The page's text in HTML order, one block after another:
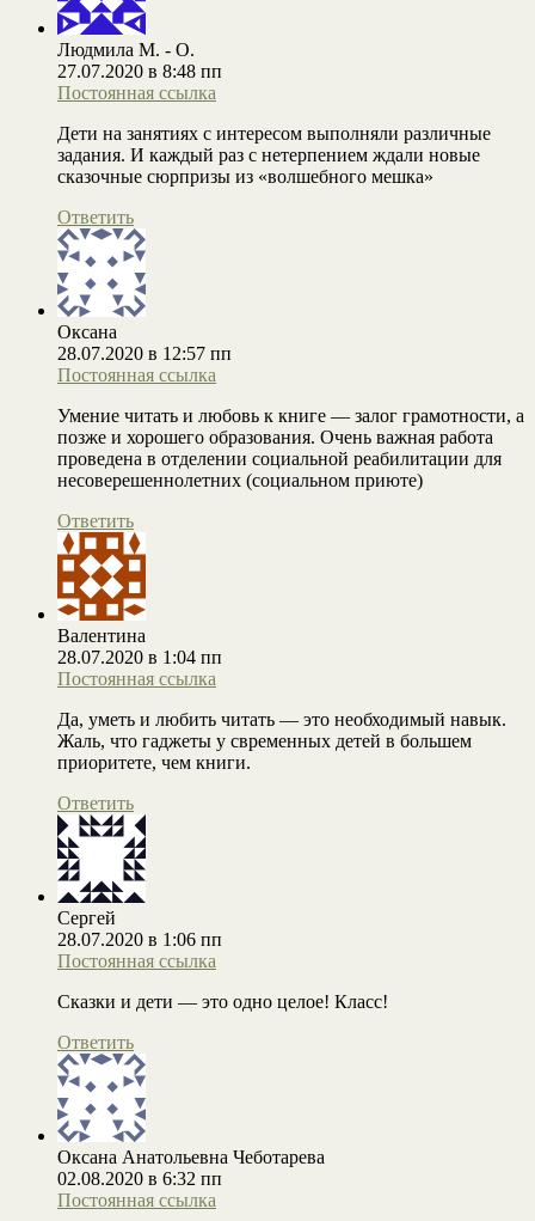
Людмила М. - О.
27.07.2020 в 8:48 пп
Постоянная ссылка
Дети на занятиях с интересом выполняли различные
задания. И каждый раз с нетерпением ждали новые
сказочные сюрпризы из «волшебного мешка»
Ответить
Оксана
28.07.2020 в 12:57 пп
Постоянная ссылка
Умение читать и любовь к книге — залог грамотности, а
позже и хорошего образования. Очень важная работа
проведена в отделении социальной реабилитации для
несоверешеннолетних (социальном приюте)
Ответить
Валентина
28.07.2020 в 1:04 пп
Постоянная ссылка
Да, уметь и любить читать — это необходимый навык.
Жаль, что гаджеты у свременных детей в большем
приоритете, чем книги.
Ответить
Сергей
28.07.2020 в 1:06 пп
Постоянная ссылка
Сказки и дети — это одно целое! Класс!
Ответить
Оксана Анатольевна Чеботарева
02.08.2020 в 6:32 пп
Постоянная ссылка